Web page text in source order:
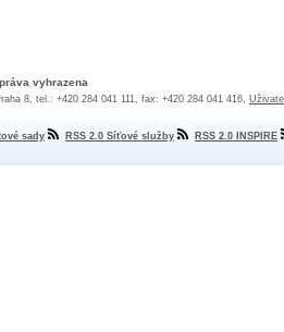
vyhrazena
8, tel.: +420 284 041 111, fax: +420 284 041 416,
sady RSS 2.0 Síťové služby RSS 2.0 INSPIRE